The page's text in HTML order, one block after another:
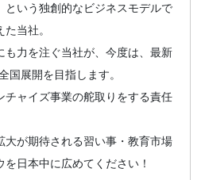
という独創的なビジネスモデルで
当社。
も力を注ぐ当社が、今度は、最新
国展開を目指します。
チャイズ事業の舵取りをする責任
大が期待される習い事・教育市場
日本中に広めてください！